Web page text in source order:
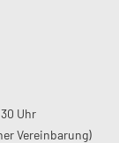
Uhr
Vereinbarung)